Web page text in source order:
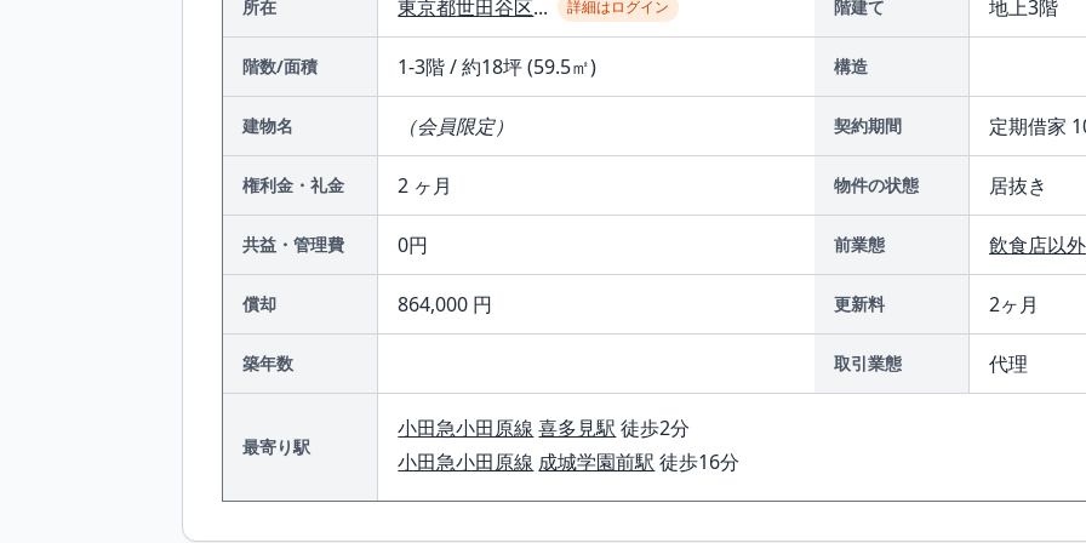
所在 東京都世田谷区... 詳細はログイン 階建て 地上3階
階数/面積 1-3階 / 約18坪 (59.5㎡) 構造
建物名 （会員限定） 契約期間 定期借家
権利金・礼金 2 ヶ月 物件の状態 居抜き
共益・管理費 0円 前業態 飲食店以外
償却 864,000 円 更新料 2ヶ月
築年数 取引業態 代理
最寄り駅
小田急小田原線 喜多見駅 徒歩2分
小田急小田原線 成城学園前駅 徒歩16分